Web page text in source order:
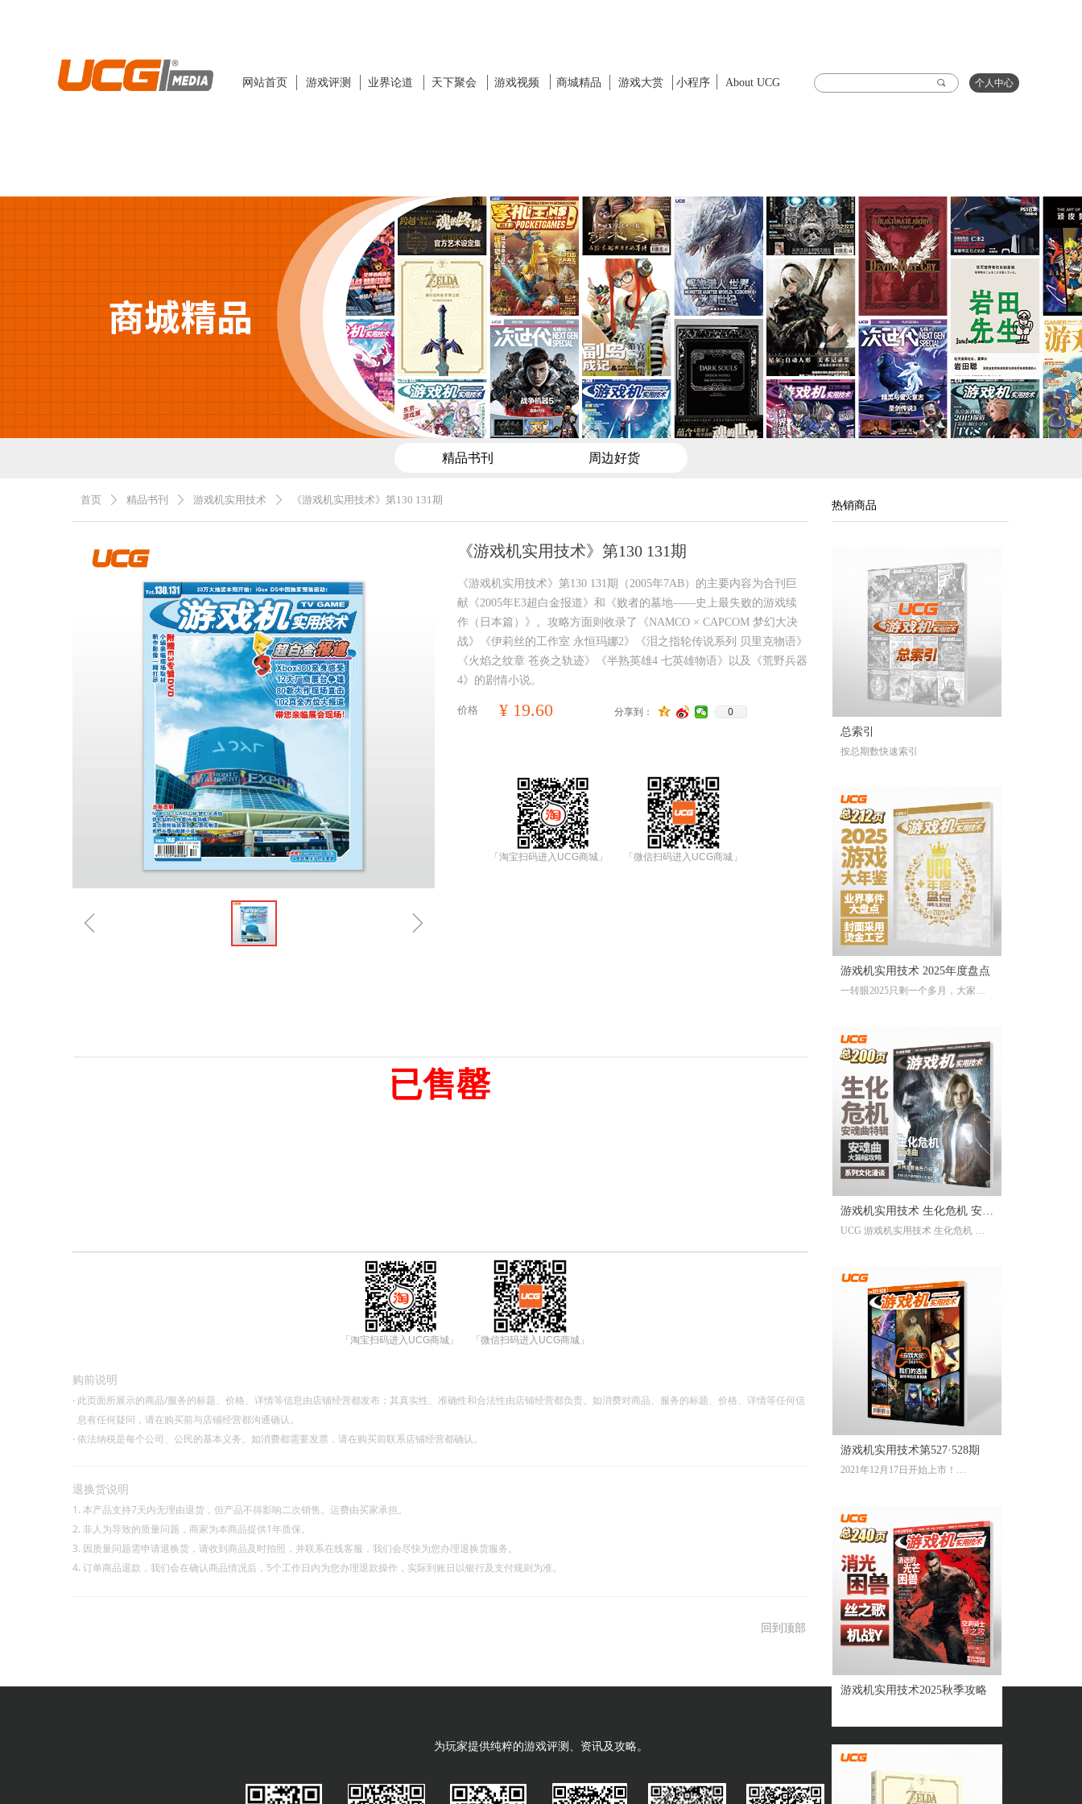
끠
网站首页 商城精品 游戏大赏
业界论道
游戏评测 天下聚会 游戏视频 小程序 About UCG 个人中心
首页 ꄲ 精品书刊 ꄲ 游戏机实用技术 ꄲ 《游戏机实用技术》第130 131期
ꁆ ꁇ
《游戏机实用技术》第130 131期
已售罄
价格 ¥ 19.60 分享到： 0
回到顶部
热销商品
「微信扫码进入UCG商城」
「淘宝扫码进入UCG商城」
《游戏机实用技术》第130 131期（2005年7AB）的主要内容为合刊巨
献《2005年E3超白金报道》和《败者的墓地——史上最失败的游戏续
作（日本篇）》。攻略方面则收录了《NAMCO × CAPCOM 梦幻大决
战》《伊莉丝的工作室 永恒玛娜2》《泪之指轮传说系列 贝里克物语》
《火焰之纹章 苍炎之轨迹》《半熟英雄4 七英雄物语》以及《荒野兵器
4》的剧情小说。
购前说明
· 此页面所展示的商品/服务的标题、价格、详情等信息由店铺经营都发布；其真实性、准确性和合法性由店铺经营都负责。如消费对商品、服务的标题、价格、详情等任何信
息有任何疑问，请在购买前与店铺经营都沟通确认。
·依法纳税是每个公司、公民的基本义务。如消费都需要发票，请在购买前联系店铺经营都确认。
退换货说明
1. 本产品支持7天内无理由退货，但产品不得影响二次销售。运费由买家承担。
2. 非人为导致的质量问题，商家为本商品提供1年质保。
3. 因质量问题需申请退换货，请收到商品及时拍照，并联系在线客服，我们会尽快为您办理退换货服务。
4. 订单商品退款，我们会在确认商品情况后，5个工作日内为您办理退款操作，实际到账日以银行及支付规则为准。
精品书刊 周边好货
总索引
按总期数快速索引
游戏机实用技术 2025年度盘点
一转眼2025只剩一个多月，大家对
前一亮的独立游戏、令人印象深刻
的游戏大事？不记得也不要紧，
《游戏机实用技术 2025年度盘点》
已经帮你全部整合完毕。2025年度
的游戏资讯，看这一本就足够。
继承自UCG每年的年度特辑及合
刊，我们最经典的游戏大年鉴、游
戏大盘点栏目依然在线；年年有今
日岁岁有今朝，UCG小编们心目中
以聚众锐评环节，想要来围观吐槽
的朋友们也请绝对不要放过。此
多打赢复活赛的攻略栏目“实用至上
主义”——最全面的游戏盘点，最详
尽的年鉴资料，更有小而美周边随
限定版档位一起赠送，收藏价值妥
游戏机实用技术 生化危机 安魂
曲特辑
UCG 游戏机实用技术 生化危机 安
游戏机实用技术第527·528期
2021年12月17日开始上市！
游戏机实用技术2025秋季攻略
「微信扫码进入UCG商城」
「淘宝扫码进入UCG商城」
为玩家提供纯粹的游戏评测、资讯及攻略。